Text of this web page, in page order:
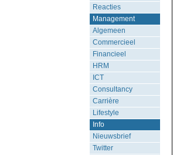
Reacties
Management
Algemeen
Commercieel
Financieel
HRM
ICT
Consultancy
Carrière
Lifestyle
Info
Nieuwsbrief
Twitter